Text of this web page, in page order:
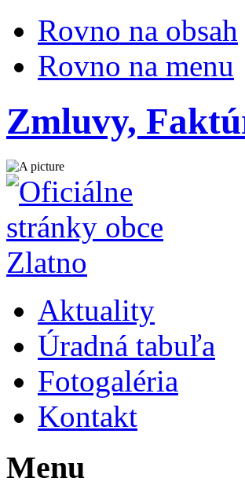
Rovno na obsah
Rovno na menu
Zmluvy,
Aktuality
Úradná tabuľa
Fotogaléria
Kontakt
Menu